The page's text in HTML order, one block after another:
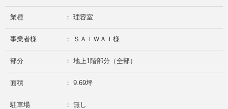
業種 ： 理容室
事業者様 ： ＳＡＩＷＡＩ様
部分 ： 地上1階部分（全部）
面積 ： 9.69坪
駐車場 ： 無し